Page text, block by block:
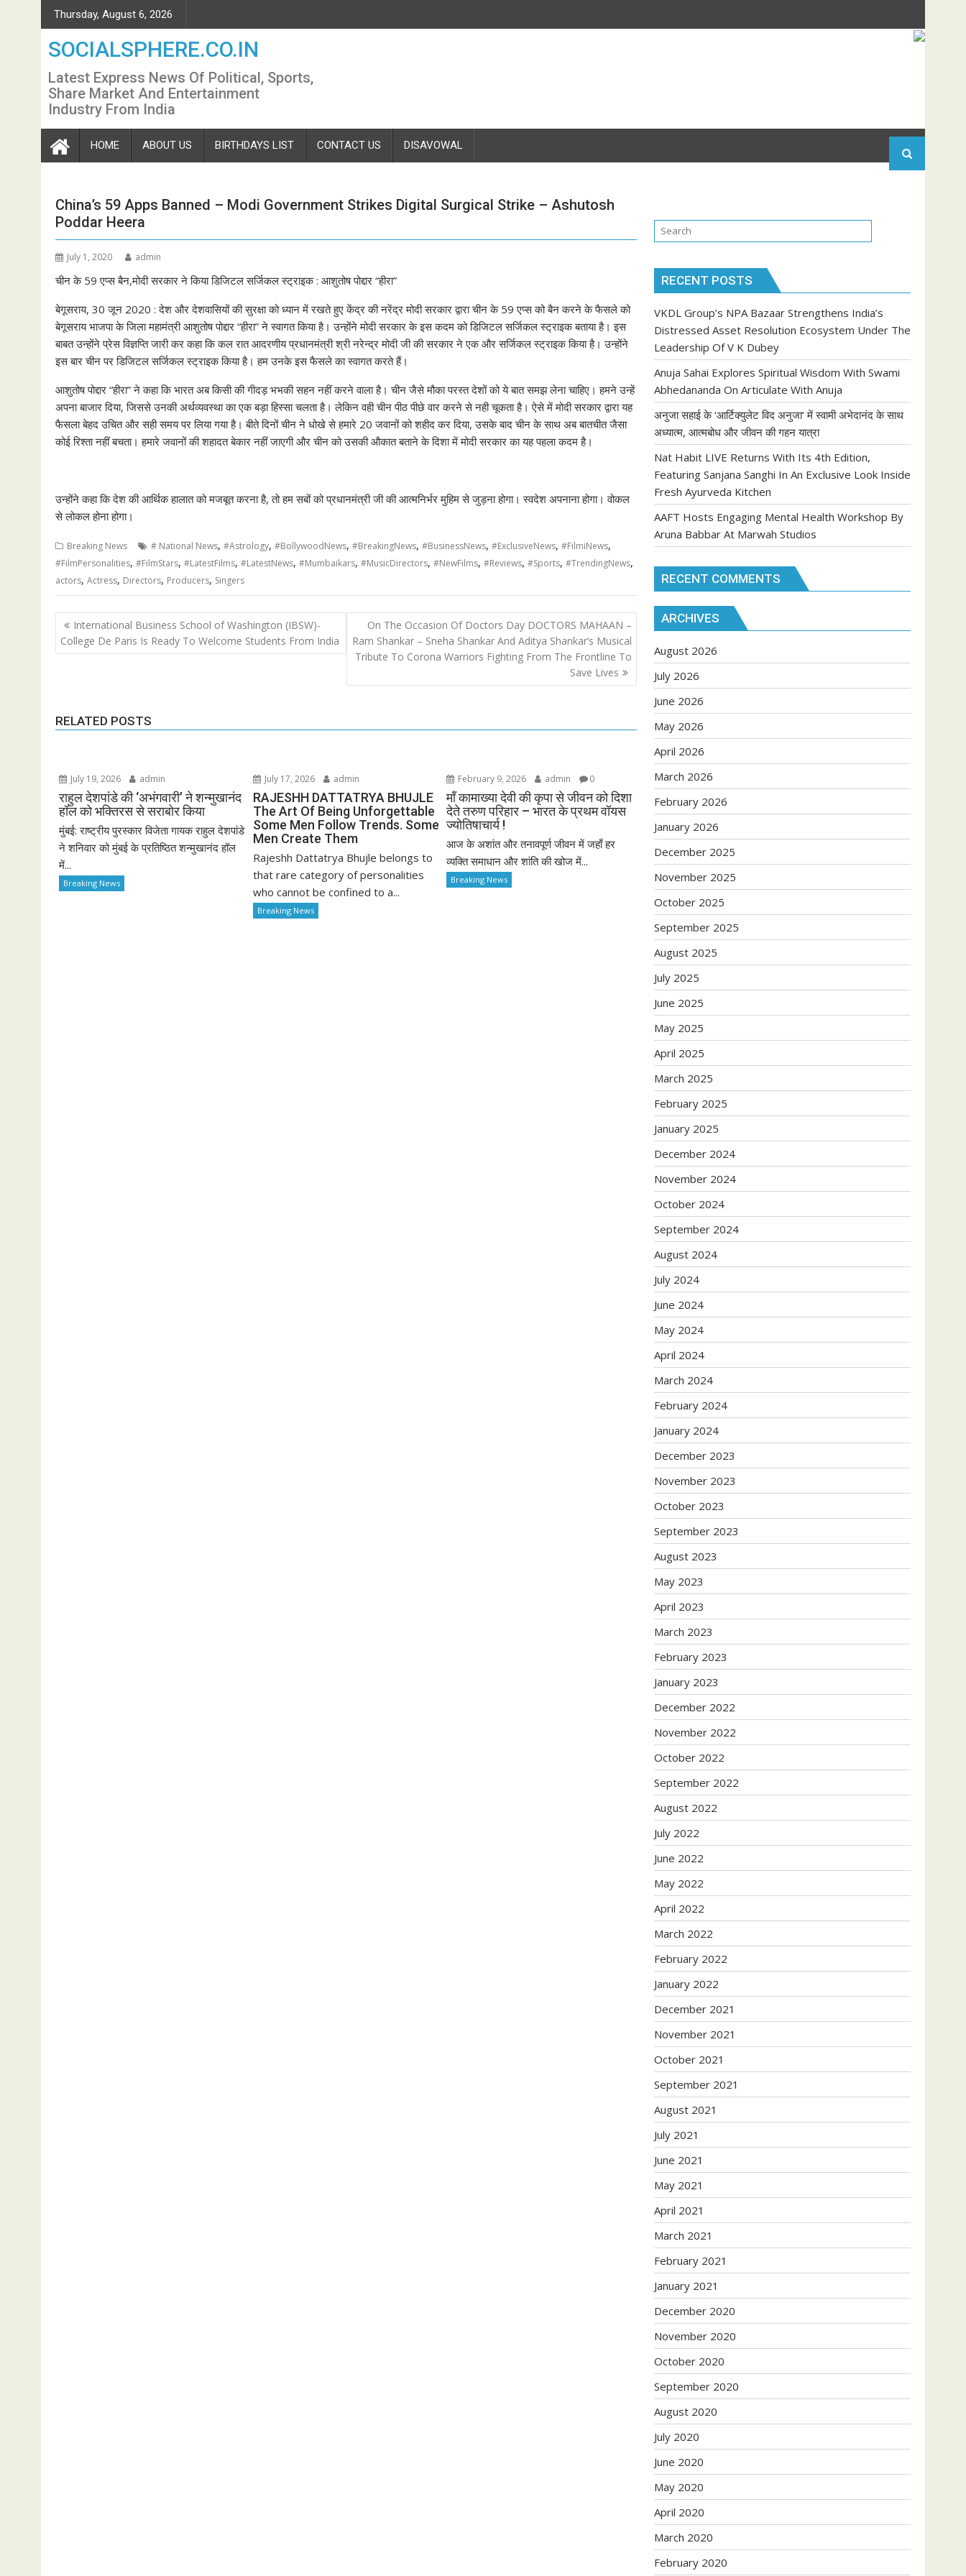
Skip
to
content
Thursday, August 6, 2026
SOCIALSPHERE.CO.IN
Latest Express News Of Political, Sports,
Share Market And Entertainment
Industry From India
HOME ABOUT US BIRTHDAYS LIST CONTACT US DISAVOWAL
China’s 59 Apps Banned – Modi Government Strikes Digital Surgical Strike – Ashutosh
Poddar Heera
July 1, 2020 admin
चीन के 59 एप्स बैन,मोदी सरकार ने किया डिजिटल सर्जिकल स्ट्राइक : आशुतोष पोद्दार “हीरा”
बेगूसराय, 30 जून 2020 : देश और देशवासियों की सुरक्षा को ध्यान में रखते हुए केंद्र की नरेंद्र मोदी सरकार द्वारा चीन के 59 एप्स को बैन करने के फैसले को
बेगूसराय भाजपा के जिला महामंत्री आशुतोष पोद्दार “हीरा” ने स्वागत किया है। उन्होंने मोदी सरकार के इस कदम को डिजिटल सर्जिकल स्ट्राइक बताया है। इस
बाबत उन्होंने प्रेस विज्ञप्ति जारी कर कहा कि कल रात आदरणीय प्रधानमंत्री श्री नरेन्द्र मोदी जी की सरकार ने एक और सर्जिकल स्ट्राइक किया है। उन्होंने
इस बार चीन पर डिजिटल सर्जिकल स्ट्राइक किया है। हम उनके इस फैसले का स्वागत करते हैं।
आशुतोष पोद्दार “हीरा” ने कहा कि भारत अब किसी की गीदड़ भभकी सहन नहीं करने वाला है। चीन जैसे मौका परस्त देशों को ये बात समझ लेना चाहिए। हमने उन्हें
अपना बाजार दिया, जिससे उनकी अर्थव्यवस्था का एक बड़ा हिस्सा चलता है। लेकिन वही चीन पीठ पीछे वार करने से नही चूकता है। ऐसे में मोदी सरकार द्वारा यह
फैसला बेहद उचित और सही समय पर लिया गया है। बीते दिनों चीन ने धोखे से हमारे 20 जवानों को शहीद कर दिया, उसके बाद चीन के साथ अब बातचीत जैसा
कोई रिश्ता नहीं बचता। हमारे जवानों की शहादत बेकार नहीं जाएगी और चीन को उसकी औकात बताने के दिशा में मोदी सरकार का यह पहला कदम है।
उन्होंने कहा कि देश की आर्थिक हालात को मजबूत करना है, तो हम सबों को प्रधानमंत्री जी की आत्मनिर्भर मुहिम से जुड़ना होगा। स्वदेश अपनाना होगा। वोकल
से लोकल होना होगा।
Breaking News # National News, #Astrology, #BollywoodNews, #BreakingNews, #BusinessNews, #ExclusiveNews, #FilmiNews,
#FilmPersonalities, #FilmStars, #LatestFilms, #LatestNews, #Mumbaikars, #MusicDirectors, #NewFilms, #Reviews, #Sports, #TrendingNews,
actors, Actress, Directors, Producers, Singers
Post
navigation
International Business School of Washington (IBSW)-
College De Paris Is Ready To Welcome Students From India
On The Occasion Of Doctors Day DOCTORS MAHAAN –
Ram Shankar – Sneha Shankar And Aditya Shankar’s Musical
Tribute To Corona Warriors Fighting From The Frontline To
Save Lives
RELATED POSTS
July 19, 2026 admin
राहुल देशपांडे की ‘अभंगवारी’ ने शन्मुखानंद
हॉल को भक्तिरस से सराबोर किया
मुंबई: राष्ट्रीय पुरस्कार विजेता गायक राहुल देशपांडे
ने शनिवार को मुंबई के प्रतिष्ठित शन्मुखानंद हॉल
में...
Breaking News
July 17, 2026 admin
RAJESHH DATTATRYA BHUJLE
The Art Of Being Unforgettable
Some Men Follow Trends. Some
Men Create Them
Rajeshh Dattatrya Bhujle belongs to
that rare category of personalities
who cannot be confined to a...
Breaking News
February 9, 2026 admin 0
माँ कामाख्या देवी की कृपा से जीवन को दिशा
देते तरुण परिहार – भारत के प्रथम वॉयस
ज्योतिषाचार्य !
आज के अशांत और तनावपूर्ण जीवन में जहाँ हर
व्यक्ति समाधान और शांति की खोज में...
Breaking News
RECENT POSTS
VKDL Group’s NPA Bazaar Strengthens India’s
Distressed Asset Resolution Ecosystem Under The
Leadership Of V K Dubey
Anuja Sahai Explores Spiritual Wisdom With Swami
Abhedananda On Articulate With Anuja
अनुजा सहाई के ‘आर्टिक्युलेट विद अनुजा’ में स्वामी अभेदानंद के साथ
अध्यात्म, आत्मबोध और जीवन की गहन यात्रा
Nat Habit LIVE Returns With Its 4th Edition,
Featuring Sanjana Sanghi In An Exclusive Look Inside
Fresh Ayurveda Kitchen
AAFT Hosts Engaging Mental Health Workshop By
Aruna Babbar At Marwah Studios
RECENT COMMENTS
ARCHIVES
August 2026
July 2026
June 2026
May 2026
April 2026
March 2026
February 2026
January 2026
December 2025
November 2025
October 2025
September 2025
August 2025
July 2025
June 2025
May 2025
April 2025
March 2025
February 2025
January 2025
December 2024
November 2024
October 2024
September 2024
August 2024
July 2024
June 2024
May 2024
April 2024
March 2024
February 2024
January 2024
December 2023
November 2023
October 2023
September 2023
August 2023
May 2023
April 2023
March 2023
February 2023
January 2023
December 2022
November 2022
October 2022
September 2022
August 2022
July 2022
June 2022
May 2022
April 2022
March 2022
February 2022
January 2022
December 2021
November 2021
October 2021
September 2021
August 2021
July 2021
June 2021
May 2021
April 2021
March 2021
February 2021
January 2021
December 2020
November 2020
October 2020
September 2020
August 2020
July 2020
June 2020
May 2020
April 2020
March 2020
February 2020